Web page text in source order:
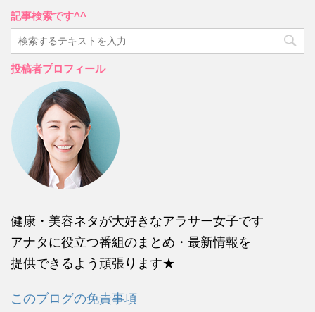
記事検索です^^
投稿者プロフィール
健康・美容ネタが大好きなアラサー女子です
アナタに役立つ番組のまとめ・最新情報を
提供できるよう頑張ります★
このブログの免責事項